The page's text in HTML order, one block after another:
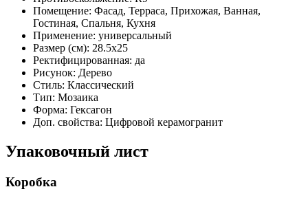
Помещение: Фасад, Терраса, Прихожая, Ванная,
Гостиная, Спальня, Кухня
Применение: универсальный
Размер (см): 28.5x25
Ректифицированная: да
Рисунок: Дерево
Стиль: Классический
Тип: Мозаика
Форма: Гексагон
Доп. свойства: Цифровой керамогранит
Упаковочный лист
Коробка